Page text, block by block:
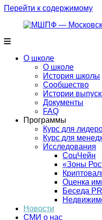
Перейти к содержимому
О школе
О школе
История школы
Сообщество
Истории
Документы
FAQ
Программы
Курс для
Курс для
Исследования
СоцЧейн
«Зоны
Оценка
Беседа
Новости
СМИ о нас